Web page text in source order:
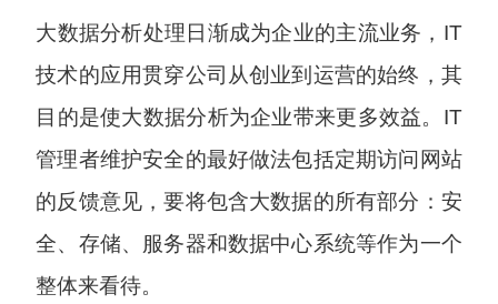
大数据分析处理日渐成为企业的主流业务，IT
技术的应用贯穿公司从创业到运营的始终，其
目的是使大数据分析为企业带来更多效益。IT
管理者维护安全的最好做法包括定期访问网站
的反馈意见，要将包含大数据的所有部分：安
全、存储、服务器和数据中心系统等作为一个
整体来看待。